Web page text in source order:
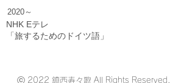
NHK Eテレ
「旅するためのドイツ語」
​​2020～
​ⓒ 2022 鎮西寿々歌 All Rights Reserved.